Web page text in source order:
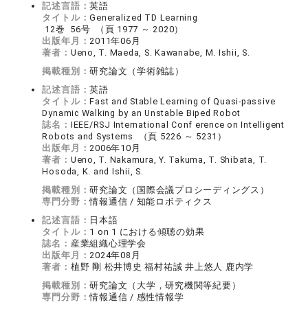
記述言語：英語
タイトル：Generalized TD Learning
12巻 56号 （頁 1977 ～ 2020）
出版年月： 2011年06月
著者： Ueno, T. Maeda, S. Kawanabe, M. Ishii, S.
掲載種別：研究論文（学術雑誌）
記述言語：英語
タイトル：Fast and Stable Learning of Quasi-passive
Dynamic Walking by an Unstable Biped Robot
誌名： IEEE/RSJ International Conf erence on Intelligent
Robots and Systems （頁 5226 ～ 5231）
出版年月： 2006年10月
著者： Ueno, T. Nakamura, Y. Takuma, T. Shibata, T.
Hosoda, K. and Ishii, S.
掲載種別：研究論文（国際会議プロシーディングス）
専門分野：情報通信 / 知能ロボティクス
記述言語： 日本語
タイトル： 1 on 1 における傾聴の効果
誌名： 産業組織心理学会
出版年月： 2024年08月
著者： 植野 剛 松井博史 福村祐誠 井上悠人 鹿内学
掲載種別：研究論文（大学，研究機関等紀要）
専門分野：情報通信 / 感性情報学